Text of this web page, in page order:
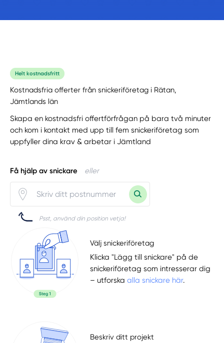
Helt kostnadsfritt
Kostnadsfria offerter från snickeriföretag i Rätan,
Jämtlands län
Skapa en kostnadsfri offertförfrågan på bara två minuter
och kom i kontakt med upp till fem snickeriföretag som
uppfyller dina krav & arbetar i Jämtland
Få hjälp av snickare eller
Psst, använd din position vetja!
Välj snickeriföretag
Klicka "Lägg till snickare" på de
snickeriföretag som intresserar dig
– utforskaalla snickare här.
Beskriv ditt projekt